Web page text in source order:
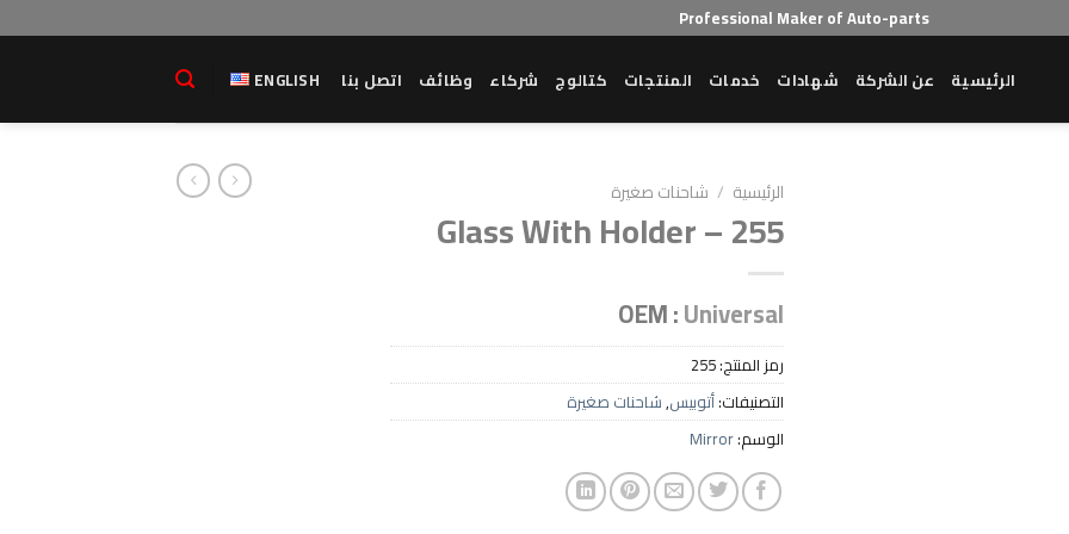
Professional Maker of Auto-parts
الرئيسية عن الشركة شهادات خدمات المنتجات كتالوج شركاء وظائف اتصل بنا ENGLISH
Add to wishlist
الرئيسية / شاحنات صغيرة
Glass With Holder – 255
OEM :Universal
رمز المنتج:255
التصنيفات:أتوبيس,شاحنات صغيرة
الوسم:Mirror